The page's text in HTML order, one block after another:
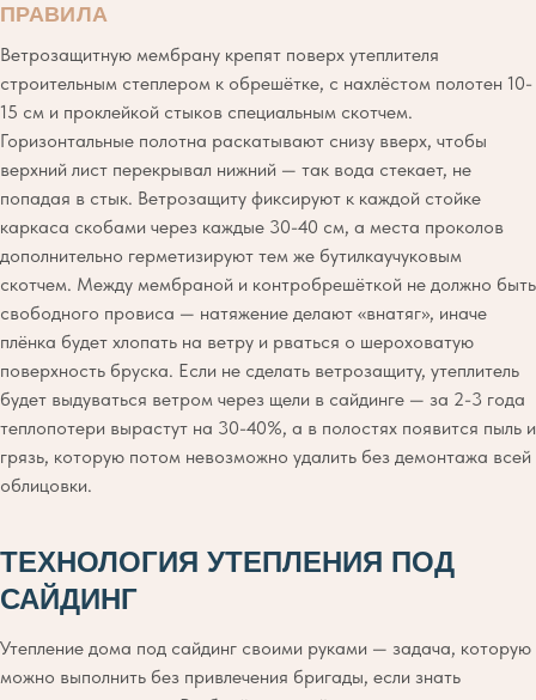
ПРАВИЛА
Ветрозащитную мембрану крепят поверх утеплителя
строительным степлером к обрешётке, с нахлёстом полотен 10-
15 см и проклейкой стыков специальным скотчем.
Горизонтальные полотна раскатывают снизу вверх, чтобы
верхний лист перекрывал нижний — так вода стекает, не
попадая в стык. Ветрозащиту фиксируют к каждой стойке
каркаса скобами через каждые 30-40 см, а места проколов
дополнительно герметизируют тем же бутилкаучуковым
скотчем. Между мембраной и контробрешёткой не должно быть
свободного провиса — натяжение делают «внатяг», иначе
плёнка будет хлопать на ветру и рваться о шероховатую
поверхность бруска. Если не сделать ветрозащиту, утеплитель
будет выдуваться ветром через щели в сайдинге — за 2-3 года
теплопотери вырастут на 30-40%, а в полостях появится пыль и
грязь, которую потом невозможно удалить без демонтажа всей
облицовки.
ТЕХНОЛОГИЯ УТЕПЛЕНИЯ ПОД
САЙДИНГ
Утепление дома под сайдинг своими руками — задача, которую
можно выполнить без привлечения бригады, если знать